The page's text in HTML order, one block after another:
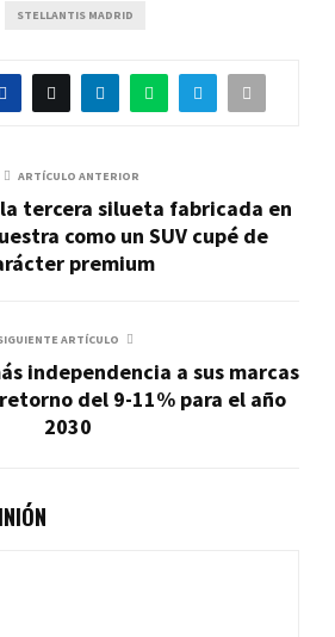
STELLANTIS MADRID
ARTÍCULO ANTERIOR
tercera silueta fabricada en
como un SUV cupé de
premium
ARTÍCULO
independencia a sus marcas
del 9-11% para el año
2030